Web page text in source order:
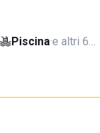
Piscina·e altri 6…